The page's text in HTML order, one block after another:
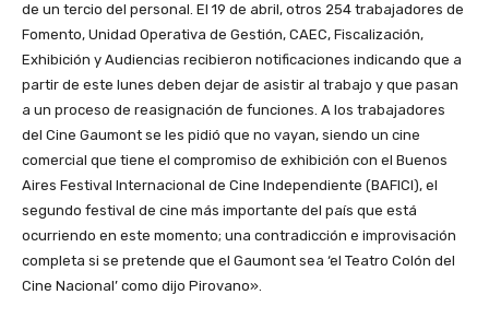
de un tercio del personal. El 19 de abril, otros 254 trabajadores de
Fomento, Unidad Operativa de Gestión, CAEC, Fiscalización,
Exhibición y Audiencias recibieron notificaciones indicando que a
partir de este lunes deben dejar de asistir al trabajo y que pasan
a un proceso de reasignación de funciones. A los trabajadores
del Cine Gaumont se les pidió que no vayan, siendo un cine
comercial que tiene el compromiso de exhibición con el Buenos
Aires Festival Internacional de Cine Independiente (BAFICI), el
segundo festival de cine más importante del país que está
ocurriendo en este momento; una contradicción e improvisación
completa si se pretende que el Gaumont sea ‘el Teatro Colón del
Cine Nacional’ como dijo Pirovano».